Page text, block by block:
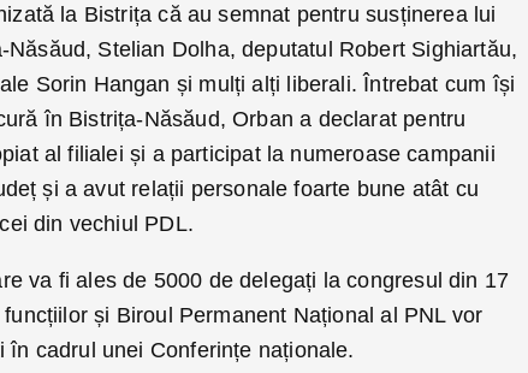
la Bistrița că au semnat pentru susținerea lui
Stelian Dolha, deputatul Robert Sighiartău,
Sorin Hangan și mulți alți liberali. Întrebat cum își
în Bistrița-Năsăud, Orban a declarat pentru
al filialei și a participat la numeroase campanii
și a avut relații personale foarte bune atât cu
din vechiul PDL.
va fi ales de 5000 de delegați la congresul din 17
și Biroul Permanent Național al PNL vor
cadrul unei Conferințe naționale.